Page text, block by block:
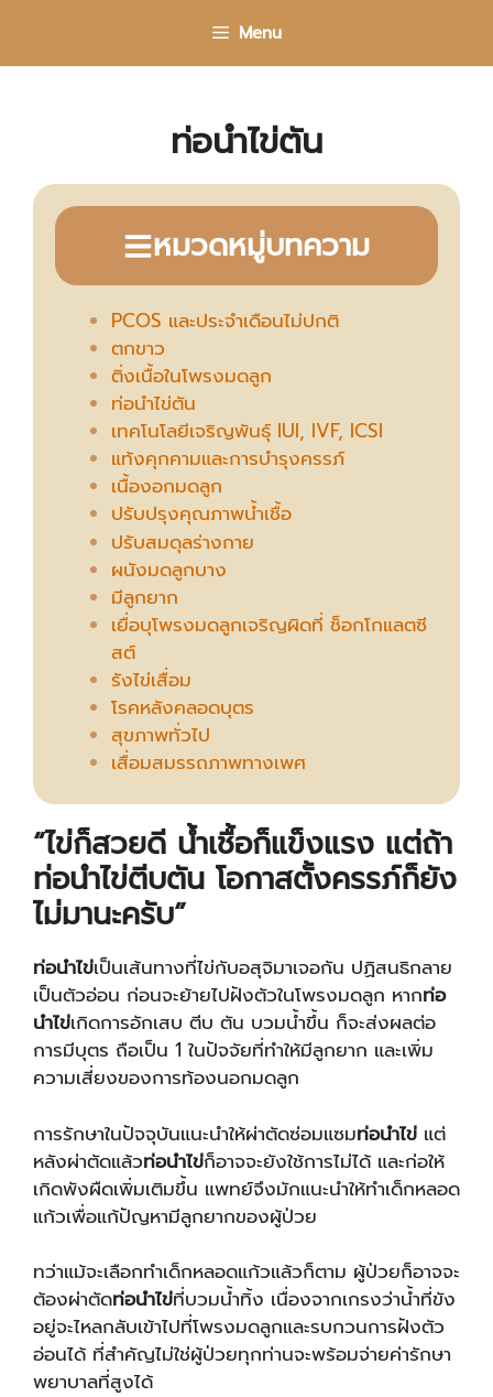
content
Menu
ท่อนำไข่ตัน
หมวดหมู่บทความ
PCOS และประจำเดือนไม่ปกติ
ตกขาว
ติ่งเนื้อในโพรงมดลูก
ท่อนำไข่ตัน
เทคโนโลยีเจริญพันธุ์ IUI, IVF, ICSI
แท้งคุกคามและการบำรุงครรภ์
เนื้องอกมดลูก
ปรับปรุงคุณภาพน้ำเชื้อ
ปรับสมดุลร่างกาย
ผนังมดลูกบาง
มีลูกยาก
เยื่อบุโพรงมดลูกเจริญผิดที่ ช็อกโกแลตซี
สต์
รังไข่เสื่อม
โรคหลังคลอดบุตร
สุขภาพทั่วไป
เสื่อมสมรรถภาพทางเพศ
“ไข่ก็สวยดี น้ำเชื้อก็แข็งแรง แต่ถ้า
ท่อนำไข่ตีบตัน โอกาสตั้งครรภ์ก็ยัง
ไม่มานะครับ”
ท่อนำไข่เป็นเส้นทางที่ไข่กับอสุจิมาเจอกัน ปฏิสนธิกลาย
เป็นตัวอ่อน ก่อนจะย้ายไปฝังตัวในโพรงมดลูก หากท่อ
นำไข่เกิดการอักเสบ ตีบ ตัน บวมน้ำขึ้น ก็จะส่งผลต่อ
การมีบุตร ถือเป็น 1 ในปัจจัยที่ทำให้มีลูกยาก และเพิ่ม
ความเสี่ยงของการท้องนอกมดลูก
การรักษาในปัจจุบันแนะนำให้ผ่าตัดซ่อมแซมท่อนำไข่ แต่
หลังผ่าตัดแล้วท่อนำไข่ก็อาจจะยังใช้การไม่ได้ และก่อให้
เกิดพังผืดเพิ่มเติมขึ้น แพทย์จึงมักแนะนำให้ทำเด็กหลอด
แก้วเพื่อแก้ปัญหามีลูกยากของผู้ป่วย
ทว่าแม้จะเลือกทำเด็กหลอดแก้วแล้วก็ตาม ผู้ป่วยก็อาจจะ
ต้องผ่าตัดท่อนำไข่ที่บวมน้ำทิ้ง เนื่องจากเกรงว่าน้ำที่ขัง
อยู่จะไหลกลับเข้าไปที่โพรงมดลูกและรบกวนการฝังตัว
อ่อนได้ ที่สำคัญไม่ใช่ผู้ป่วยทุกท่านจะพร้อมจ่ายค่ารักษา
พยาบาลที่สูงได้